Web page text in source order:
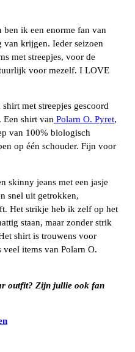
ik een enorme fan van
van krijgen. Ieder seizoen
met streepjes, voor de
voor mezelf. I LOVE
met streepjes gescoord
shirt van Polarn O. Pyret,
van 100% biologisch
op één schouder. Fijn voor
skinny jeans met een jasje
snel uit getrokken,
Het strikje heb ik zelf op het
staan, maar zonder strik
shirt is trouwens voor
veel items van Polarn O.
outfit? Zijn jullie ook fan